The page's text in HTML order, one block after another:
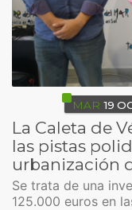
MAR 19
La Caleta de
las pistas
urbanización
Se trata de una
125.000 euros en